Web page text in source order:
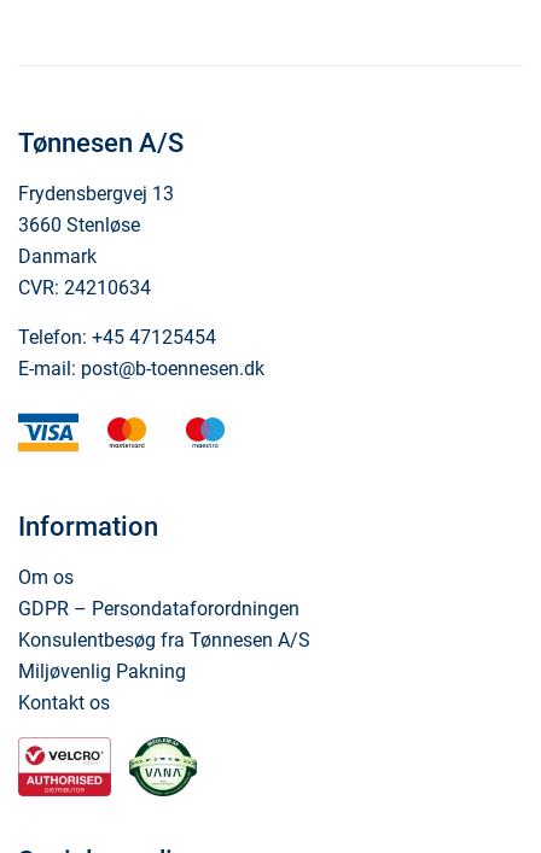
Tønnesen A/S
Frydensbergvej 13
3660 Stenløse
Danmark
CVR: 24210634
Telefon: +45 47125454
E-mail: post@b-toennesen.dk
visa mastercard
Information
Om os
GDPR – Persondataforordningen
Konsulentbesøg fra Tønnesen A/S
Miljøvenlig Pakning
Kontakt os